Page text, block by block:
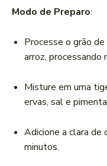
Modo de Preparo:
Processe o grão
arroz, processando
Misture em uma
ervas, sal e
Adicione a clara
minutos.